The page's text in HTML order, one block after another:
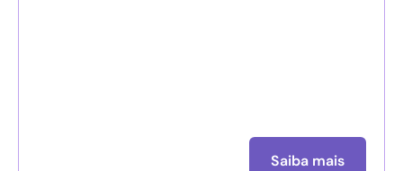
Saiba mais